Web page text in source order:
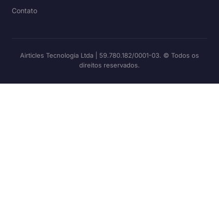
Contato
Airticles Tecnologia Ltda | 59.780.182/0001-03. © Todos os
direitos reservados.